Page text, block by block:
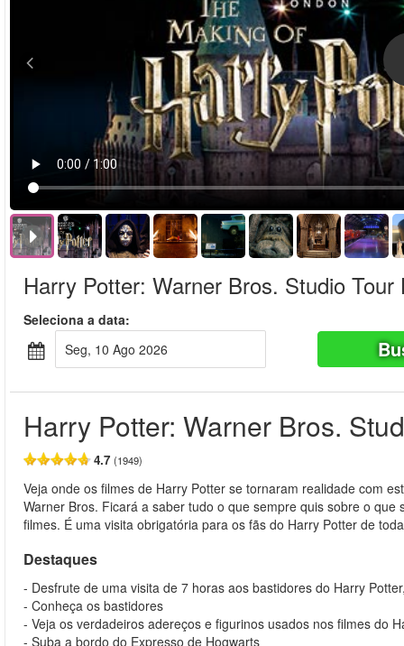
Harry Potter: Warner Bros. Studio Tour
Seleciona a data:
Seg, 10 Ago 2026
Harry Potter: Warner Bros.
4.7 (1949)
Veja onde os filmes de Harry Potter se tornaram realidade com
Warner Bros. Ficará a saber tudo o que sempre quis sobre o
filmes. É uma visita obrigatória para os fãs do Harry Potter de
Destaques
- Desfrute de uma visita de 7 horas aos bastidores do Harry
- Conheça os bastidores
- Veja os verdadeiros adereços e figurinos usados nos filmes do
- Suba a bordo do Expresso de Hogwarts